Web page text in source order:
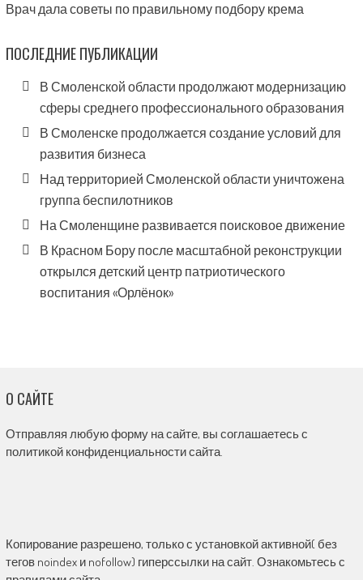
Врач дала советы по правильному подбору крема
ПОСЛЕДНИЕ ПУБЛИКАЦИИ
В Смоленской области продолжают модернизацию
сферы среднего профессионального образования
В Смоленске продолжается создание условий для
развития бизнеса
Над территорией Смоленской области уничтожена
группа беспилотников
На Смоленщине развивается поисковое движение
В Красном Бору после масштабной реконструкции
открылся детский центр патриотического
воспитания «Орлёнок»
О САЙТЕ
Отправляя любую форму на сайте, вы соглашаетесь с
политикой конфиденциальности сайта.
Копирование разрешено, только с установкой активной( без
тегов noindex и nofollow) гиперссылки на сайт. Ознакомьтесь с